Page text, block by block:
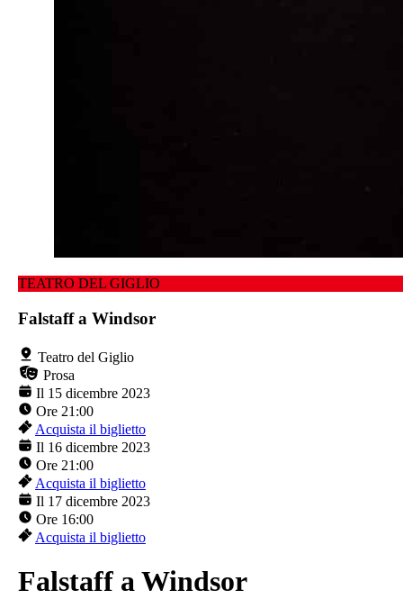
TEATRO DEL GIGLIO
Falstaff a Windsor
Teatro del Giglio
Prosa
Il 15 dicembre 2023
Ore 21:00
Acquista il biglietto
Il 16 dicembre 2023
Ore 21:00
Acquista il biglietto
Il 17 dicembre 2023
Ore 16:00
Acquista il biglietto
Falstaff a Windsor